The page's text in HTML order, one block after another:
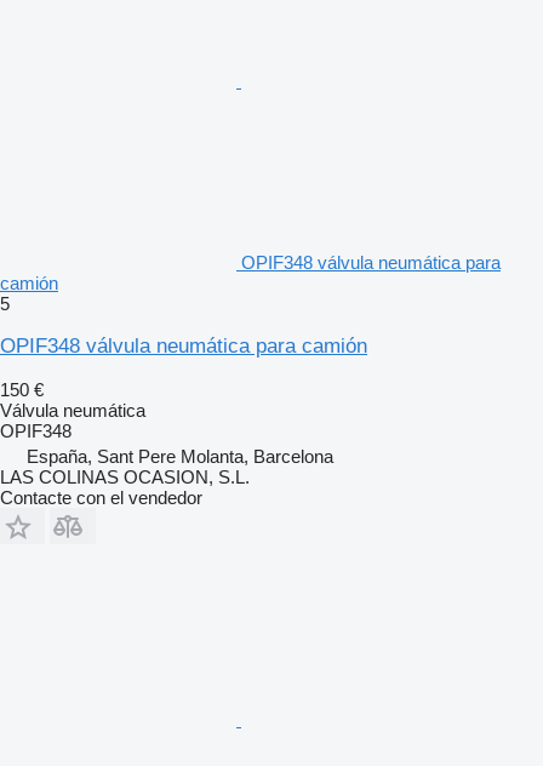
OPIF348 válvula neumática para
camión
5
OPIF348 válvula neumática para camión
150 €
Válvula neumática
OPIF348
España, Sant Pere Molanta, Barcelona
LAS COLINAS OCASION, S.L.
Contacte con el vendedor